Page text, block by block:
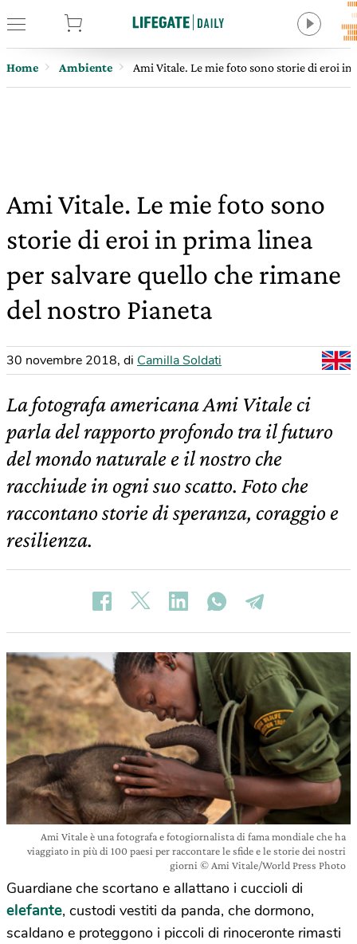
Home Ambiente Ami Vitale. Le mie foto sono storie di eroi
Ami Vitale. Le mie foto sono
storie di eroi in prima linea
per salvare quello che rimane
del nostro Pianeta
30 novembre 2018, di Camilla Soldati
La fotografa americana Ami Vitale ci
parla del rapporto profondo tra il futuro
del mondo naturale e il nostro che
racchiude in ogni suo scatto. Foto che
raccontano storie di speranza, coraggio e
resilienza.
Ami Vitale è una fotografa e fotogiornalista di fama mondiale che ha
viaggiato in più di 100 paesi per raccontare le sfide e le storie dei nostri
giorni © Ami Vitale/World Press Photo
Guardiane che scortano e allattano i cuccioli di
elefante, custodi vestiti da panda, che dormono,
scaldano e proteggono i piccoli di rinoceronte rimasti